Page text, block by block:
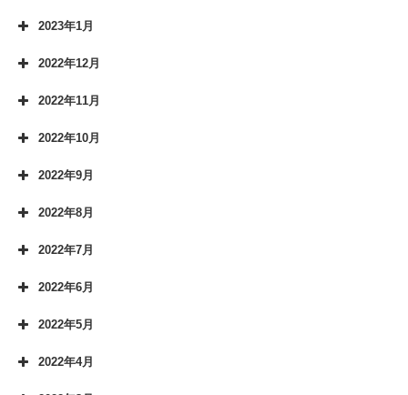
2023年1月
2022年12月
2022年11月
2022年10月
2022年9月
2022年8月
2022年7月
2022年6月
2022年5月
2022年4月